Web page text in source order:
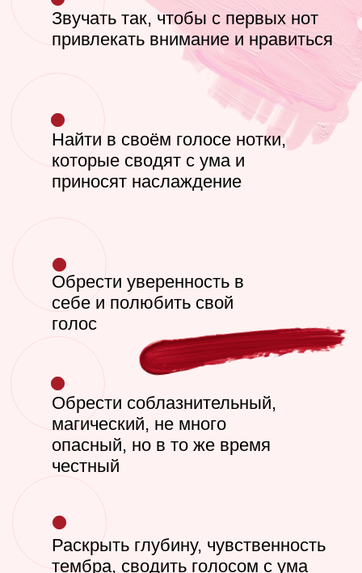
Звучать так, чтобы с первых нот
привлекать внимание и нравиться
Обрести уверенность в
себе и полюбить свой
голос
Найти в своём голосе нотки,
которые сводят с ума и
приносят наслаждение
Раскрыть глубину, чувственность
тембра, сводить голосом с ума
Обрести соблазнительный,
магический, не много
опасный, но в то же время
честный
●Более 9
●7 лет
работы;
●
крупные